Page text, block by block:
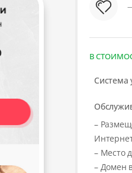
В
Система
–
– Место
– Домен